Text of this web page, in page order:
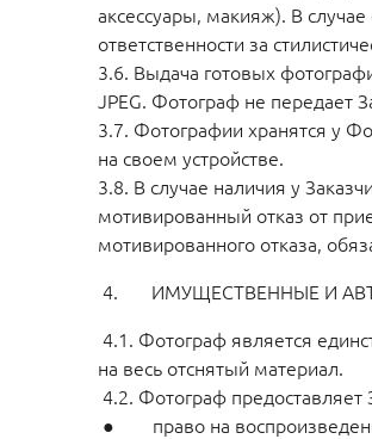
аксессуары, макияж). В
ответственности за
3.6. Выдача готовых
JPEG. Фотограф не передает
3.7. Фотографии хранятся у
на своем устройстве.
3.8. В случае наличия у
мотивированный отказ от
мотивированного отказа,
4. ИМУЩЕСТВЕННЫЕ И
4.1. Фотограф является
на весь отснятый материал.
4.2. Фотограф предоставляет
● право на